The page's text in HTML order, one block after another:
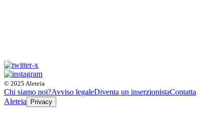
© 2025 Aleteia
Chi siamo noi?Avviso legaleDiventa un inserzionistaContatta
Aleteia
Privacy